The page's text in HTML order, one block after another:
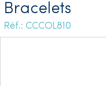
Bracelets
Réf.: CCCOL810